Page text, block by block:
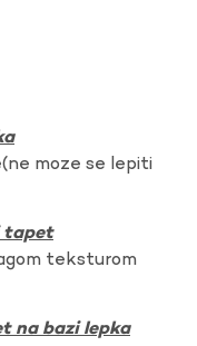
moze se lepiti
tapet
teksturom
na bazi lepka